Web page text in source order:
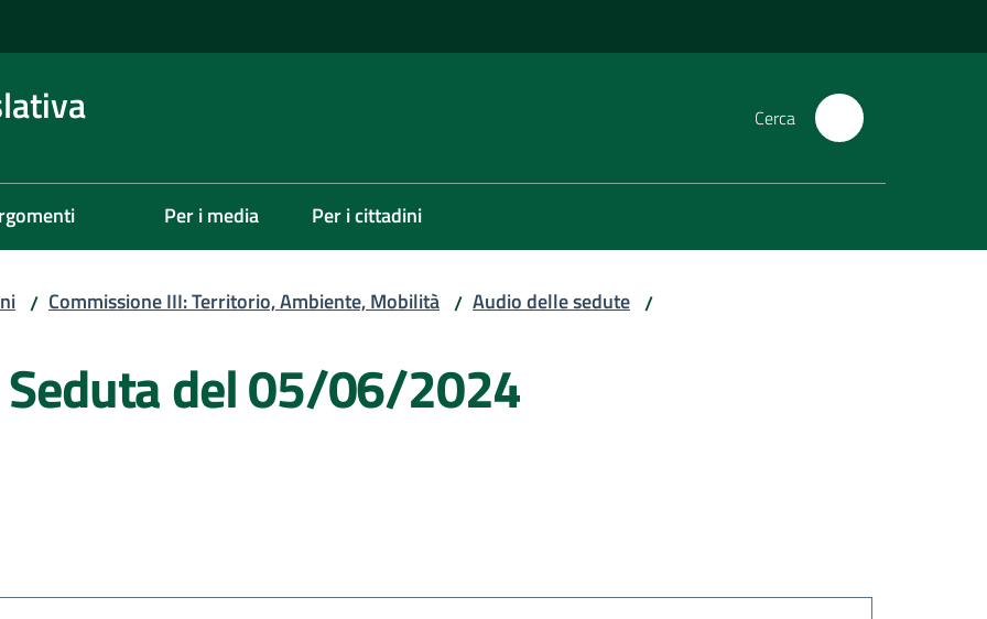
Cerca
Per i media Per i cittadini
/ Commissione III: Territorio, Ambiente, Mobilità / Audio delle sedute /
del 05/06/2024